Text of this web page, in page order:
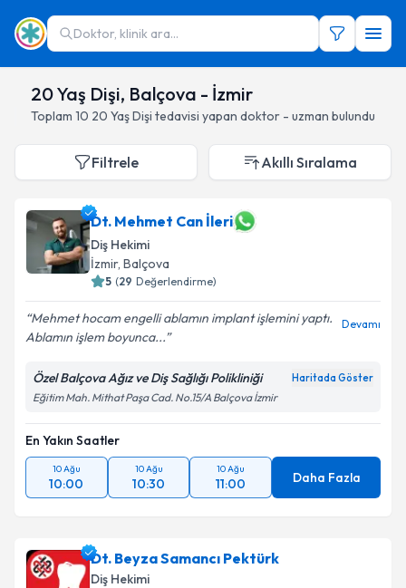
Doktor, klinik ara...
20 Yaş Dişi, Balçova - İzmir
Toplam 10 20 Yaş Dişi tedavisi yapan doktor - uzman bulundu
Filtrele Akıllı Sıralama
Dt. Mehmet Can İleri
Diş Hekimi
İzmir, Balçova
5 (29 Değerlendirme)
Mehmet hocam engelli ablamın implant işlemini yaptı.
Ablamın işlem boyunca...
Devamı
Özel Balçova Ağız ve Diş Sağlığı Polikliniği Haritada Göster
Eğitim Mah. Mithat Paşa Cad. No.15/A Balçova İzmir
En Yakın Saatler
10 Ağu
10:00
10 Ağu
10:30
10 Ağu
11:00 Daha Fazla
Dt. Beyza Samancı Pektürk
Diş Hekimi